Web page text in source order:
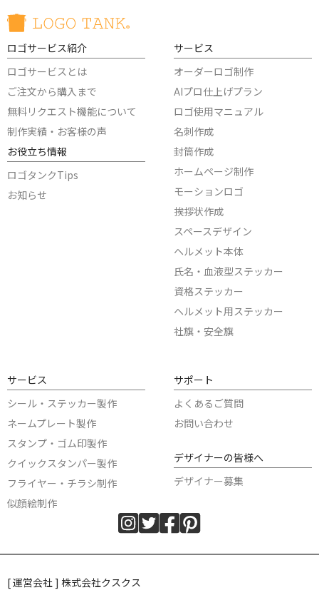
ロゴサービス紹介
ロゴサービスとは
ご注文から購入まで
無料リクエスト機能について
制作実績・お客様の声
お役立ち情報
ロゴタンクTips
お知らせ
サービス
オーダーロゴ制作
AIプロ仕上げプラン
ロゴ使用マニュアル
名刺作成
封筒作成
ホームページ制作
モーションロゴ
挨拶状作成
スペースデザイン
ヘルメット本体
氏名・血液型ステッカー
資格ステッカー
ヘルメット用ステッカー
社旗・安全旗
サービス
シール・ステッカー製作
ネームプレート製作
スタンプ・ゴム印製作
クイックスタンパー製作
フライヤー・チラシ制作
似顔絵制作
サポート
よくあるご質問
お問い合わせ
デザイナーの皆様へ
デザイナー募集
[ 運営会社 ] 株式会社クスクス